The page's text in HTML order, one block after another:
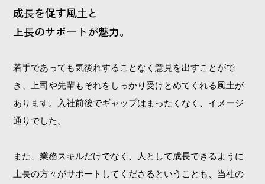
成長を促す風土と
上長のサポートが魅力。
若手であっても気後れすることなく意見を出すことがで
き、上司や先輩もそれをしっかり受けとめてくれる風土が
あります。入社前後でギャップはまったくなく、イメージ
通りでした。
また、業務スキルだけでなく、人として成長できるように
上長の方々がサポートしてくださるということも、当社の